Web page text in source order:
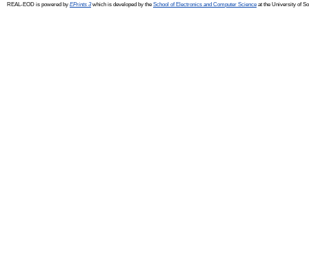
REAL-EOD is powered by EPrints 3which is developed by the School of Electronics and Computer Science at the University of